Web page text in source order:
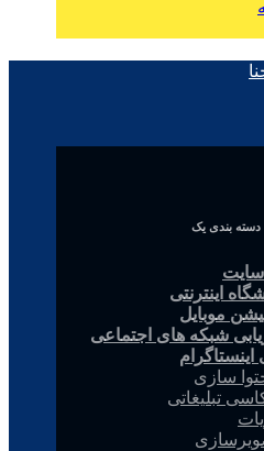
دسته بندی یک
اینترنتی
موبایل
شبکه های اجتماعی
سازی
تبلیغاتی